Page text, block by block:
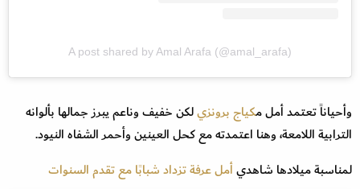
A post shared by Amal Arafa (@amal_arafa)
وأحياناً تعتمد أمل مكياج برونزيلكن خفيف وناعم يبرز جمالها بألوانه
الترابية اللامعة، وهنا اعتمدته مع كحل العينين وأحمر الشفاه النيود.
لمناسبة ميلادها شاهديأمل عرفة تزداد شبابًا مع تقدم السنوات